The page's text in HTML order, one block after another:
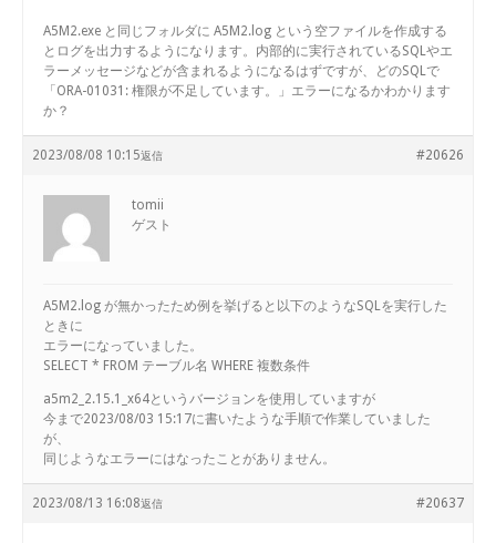
A5M2.exe と同じフォルダに A5M2.log という空ファイルを作成する
とログを出力するようになります。内部的に実行されているSQLやエ
ラーメッセージなどが含まれるようになるはずですが、どのSQLで
「ORA-01031: 権限が不足しています。」エラーになるかわかります
か？
2023/08/08 10:15 #20626
返信
tomii
ゲスト
A5M2.log が無かったため例を挙げると以下のようなSQLを実行した
ときに
エラーになっていました。
SELECT * FROM テーブル名 WHERE 複数条件
a5m2_2.15.1_x64というバージョンを使用していますが
今まで2023/08/03 15:17に書いたような手順で作業していました
が、
同じようなエラーにはなったことがありません。
2023/08/13 16:08 #20637
返信